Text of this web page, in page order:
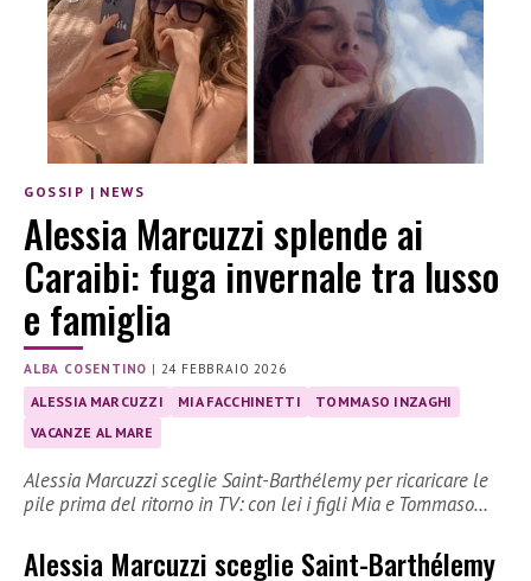
GOSSIP | NEWS
Alessia Marcuzzi splende ai
Caraibi: fuga invernale tra lusso
e famiglia
ALBA COSENTINO | 24 FEBBRAIO 2026
ALESSIA MARCUZZI MIA FACCHINETTI
TOMMASO INZAGHI
VACANZE AL MARE
Alessia Marcuzzi sceglie Saint-Barthélemy per ricaricare le
pile prima del ritorno in TV: con lei i figli Mia e Tommaso…
Alessia Marcuzzi sceglie Saint-Barthélemy